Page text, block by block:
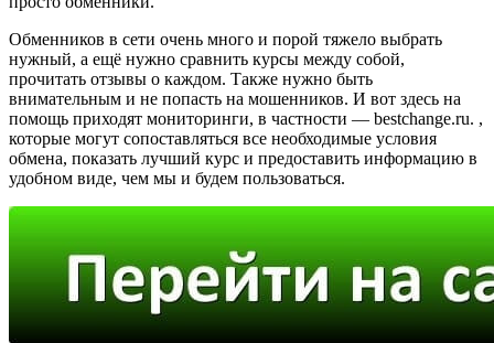
Обменников в сети очень много и порой тяжело выбрать
нужный, а ещё нужно сравнить курсы между собой,
прочитать отзывы о каждом. Также нужно быть
внимательным и не попасть на мошенников. И вот здесь на
помощь приходят мониторинги, в частности — bestchange.ru. ,
которые могут сопоставляться все необходимые условия
обмена, показать лучший курс и предоставить информацию в
удобном виде, чем мы и будем пользоваться.